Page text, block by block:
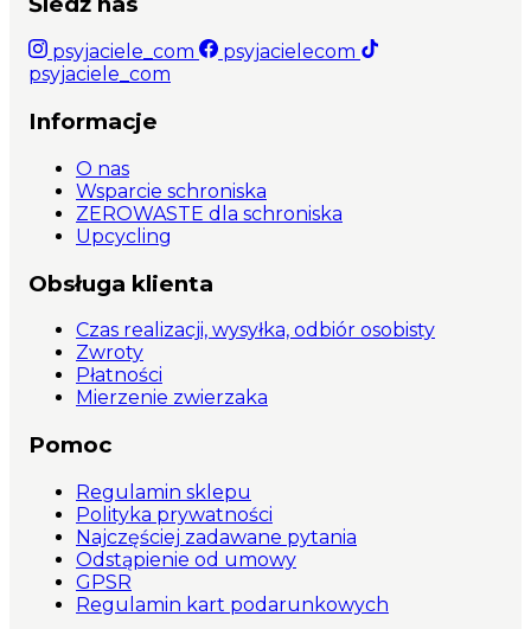
psyjaciele_com
psyjacielecom
psyjaciele_com
Informacje
O nas
Wsparcie schroniska
ZEROWASTE dla schroniska
Upcycling
Obsługa klienta
Czas realizacji, wysyłka, odbiór osobisty
Zwroty
Płatności
Mierzenie zwierzaka
Pomoc
Regulamin sklepu
Polityka prywatności
Najczęściej zadawane pytania
Odstąpienie od umowy
GPSR
Regulamin kart podarunkowych